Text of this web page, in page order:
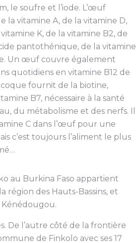
le soufre et l’iode. L’œuf
la vitamine A, de la vitamine D,
K, de la vitamine B2, de
pantothénique, de la vitamine
Un œuf couvre également
quotidiens en vitamine B12 de
coque fournit de la biotine,
B7, nécessaire à la santé
du métabolisme et des nerfs. Il
C dans l’œuf pour une
c’est toujours l’aliment le plus
au Burkina Faso appartient
région des Hauts-Bassins, et
De l’autre côté de la frontière
de Finkolo avec ses 17